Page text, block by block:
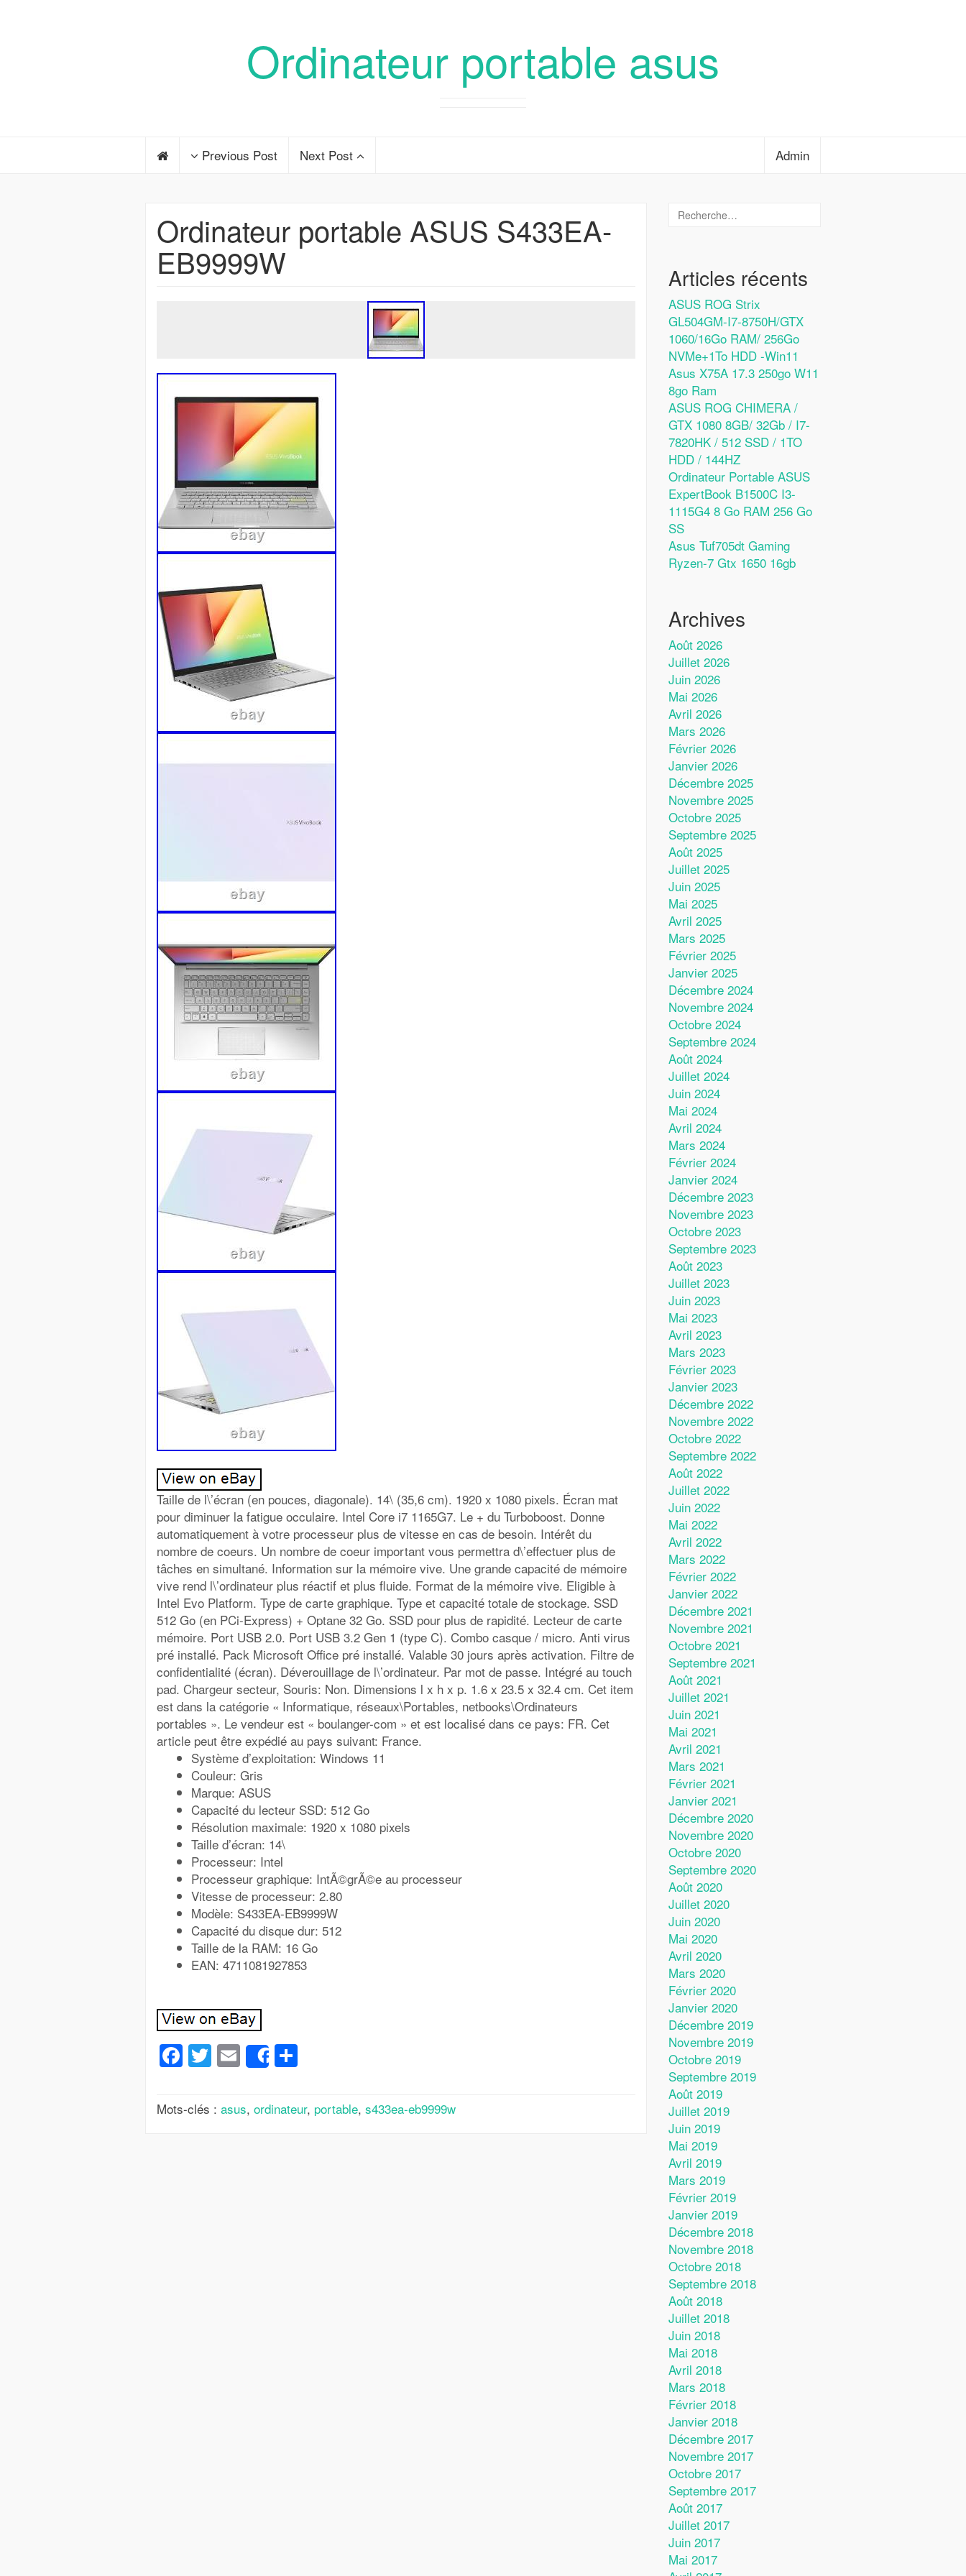
Ordinateur portable asus
Previous Post Next Post Admin
Ordinateur portable ASUS S433EA-
EB9999W
Taille de l\’écran (en pouces, diagonale). 14\ (35,6 cm). 1920 x 1080 pixels. Écran mat
pour diminuer la fatigue occulaire. Intel Core i7 1165G7. Le + du Turboboost. Donne
automatiquement à votre processeur plus de vitesse en cas de besoin. Intérêt du
nombre de coeurs. Un nombre de coeur important vous permettra d\’effectuer plus de
tâches en simultané. Information sur la mémoire vive. Une grande capacité de mémoire
vive rend l\’ordinateur plus réactif et plus fluide. Format de la mémoire vive. Eligible à
Intel Evo Platform. Type de carte graphique. Type et capacité totale de stockage. SSD
512 Go (en PCi-Express) + Optane 32 Go. SSD pour plus de rapidité. Lecteur de carte
mémoire. Port USB 2.0. Port USB 3.2 Gen 1 (type C). Combo casque / micro. Anti virus
pré installé. Pack Microsoft Office pré installé. Valable 30 jours après activation. Filtre de
confidentialité (écran). Déverouillage de l\’ordinateur. Par mot de passe. Intégré au touch
pad. Chargeur secteur, Souris: Non. Dimensions l x h x p. 1.6 x 23.5 x 32.4 cm. Cet item
est dans la catégorie « Informatique, réseaux\Portables, netbooks\Ordinateurs
portables ». Le vendeur est « boulanger-com » et est localisé dans ce pays: FR. Cet
article peut être expédié au pays suivant: France.
Système d’exploitation: Windows 11
Couleur: Gris
Marque: ASUS
Capacité du lecteur SSD: 512 Go
Résolution maximale: 1920 x 1080 pixels
Taille d’écran: 14\
Processeur: Intel
Processeur graphique: IntÃ©grÃ©e au processeur
Vitesse de processeur: 2.80
Modèle: S433EA-EB9999W
Capacité du disque dur: 512
Taille de la RAM: 16 Go
EAN: 4711081927853
Facebook
Twitter
Email
Share
Mots-clés : asus, ordinateur, portable, s433ea-eb9999w
Articles récents
ASUS ROG Strix
GL504GM-I7-8750H/GTX
1060/16Go RAM/ 256Go
NVMe+1To HDD -Win11
Asus X75A 17.3 250go W11
8go Ram
ASUS ROG CHIMERA /
GTX 1080 8GB/ 32Gb / I7-
7820HK / 512 SSD / 1TO
HDD / 144HZ
Ordinateur Portable ASUS
ExpertBook B1500C I3-
1115G4 8 Go RAM 256 Go
SS
Asus Tuf705dt Gaming
Ryzen-7 Gtx 1650 16gb
Archives
Août 2026
Juillet 2026
Juin 2026
Mai 2026
Avril 2026
Mars 2026
Février 2026
Janvier 2026
Décembre 2025
Novembre 2025
Octobre 2025
Septembre 2025
Août 2025
Juillet 2025
Juin 2025
Mai 2025
Avril 2025
Mars 2025
Février 2025
Janvier 2025
Décembre 2024
Novembre 2024
Octobre 2024
Septembre 2024
Août 2024
Juillet 2024
Juin 2024
Mai 2024
Avril 2024
Mars 2024
Février 2024
Janvier 2024
Décembre 2023
Novembre 2023
Octobre 2023
Septembre 2023
Août 2023
Juillet 2023
Juin 2023
Mai 2023
Avril 2023
Mars 2023
Février 2023
Janvier 2023
Décembre 2022
Novembre 2022
Octobre 2022
Septembre 2022
Août 2022
Juillet 2022
Juin 2022
Mai 2022
Avril 2022
Mars 2022
Février 2022
Janvier 2022
Décembre 2021
Novembre 2021
Octobre 2021
Septembre 2021
Août 2021
Juillet 2021
Juin 2021
Mai 2021
Avril 2021
Mars 2021
Février 2021
Janvier 2021
Décembre 2020
Novembre 2020
Octobre 2020
Septembre 2020
Août 2020
Juillet 2020
Juin 2020
Mai 2020
Avril 2020
Mars 2020
Février 2020
Janvier 2020
Décembre 2019
Novembre 2019
Octobre 2019
Septembre 2019
Août 2019
Juillet 2019
Juin 2019
Mai 2019
Avril 2019
Mars 2019
Février 2019
Janvier 2019
Décembre 2018
Novembre 2018
Octobre 2018
Septembre 2018
Août 2018
Juillet 2018
Juin 2018
Mai 2018
Avril 2018
Mars 2018
Février 2018
Janvier 2018
Décembre 2017
Novembre 2017
Octobre 2017
Septembre 2017
Août 2017
Juillet 2017
Juin 2017
Mai 2017